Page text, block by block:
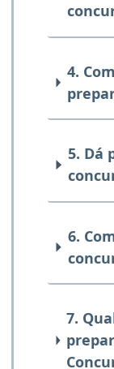
4.
5. Dá
6.
7.